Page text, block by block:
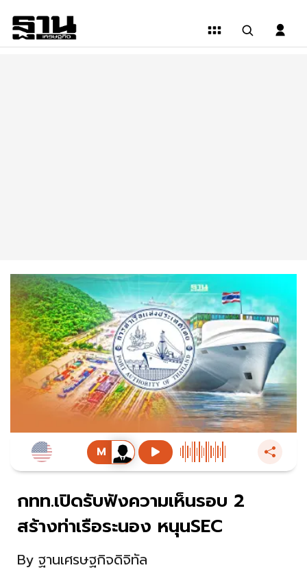
กทท.เปิดรับฟังความเห็นรอบ 2
สร้างท่าเรือระนอง หนุนSEC
By ฐานเศรษฐกิจดิจิทัล